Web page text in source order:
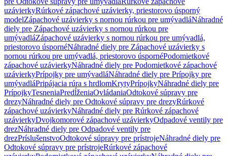
uzávierkyRúrkové zápachové uzávierky, priestorovo úsporný
modelZápachové uzávierky s nornou rúrkou pre umývadláNáhradné
diely pre Zápachové uzávierky s nornou rúrkou pre
umývadláZápachové uzávierky s nornou rúrkou pre umývadlá,
priestorovo úspornéNáhradné diely pre Zápachové uzávierky s
nornou rúrkou pre umývadlá, priestorovo úspornéPodomietkové
zápachové uzávierkyNáhradné diely pre Podomietkové zápachové
uzávierkyPrípojky pre umývadláNáhradné diely pre Prípojky pre
umývadláPripájacia rúra s hrdlomKrytyPrípojkyNáhradné diely pre
PrípojkyTesneniaPredĺženiaOvládaniaOdtokové súpravy pre
drezyNáhradné diely pre Odtokové súpravy pre drezyRúrkové
zápachové uzávierkyNáhradné diely pre Rúrkové zápachové
uzávierkyDvojkomorové zápachové uzávierkyOdpadové ventily pre
drezNáhradné diely pre Odpadové ventily pre
drezPríslušenstvoOdtokové súpravy pre prístrojeNáhradné diely pre
Odtokové súpravy pre prístrojeRúrkové zápachové